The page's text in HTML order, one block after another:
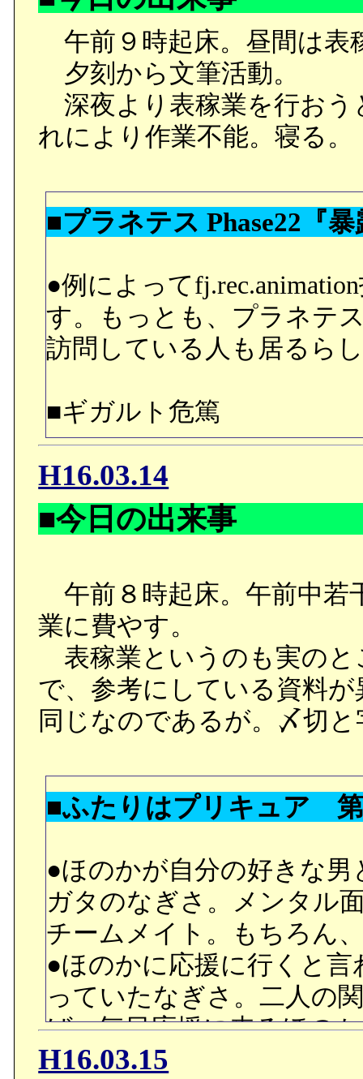
午前９時起床。昼間は表
夕刻から文筆活動。
深夜より表稼業を行おう
れにより作業不能。寝る。
■プラネテス Phase22『暴
●例によって
す。もっとも、プラネテ
訪問している人も居るら
■ギガルト危篤
ギガルト「（どうして…ど
いつの…あだ名…）」
に陥っていたギガルトを
た。彼らのハキムが軌道
あったという話を聞きな
だけ、あだ名を思いつか
当たり続けていたチェン
され、貨物船に回されて
月に到着したデブリ課
れた「俺は俺。お前はお
いのだった。
●取りあえず、フォン・
しい。
H16.03.14
■今日の出来事
午前８時起床。午前中若
業に費やす。
表稼業というのも実のと
で、参考にしている資料
同じなのであるが。〆切
■ふたりはプリキュア
●ほのかが自分の好きな
ガタのなぎさ。メンタル
チームメイト。もちろん
●ほのかに応援に行くと
っていたなぎさ。二人の
ば、毎日応援に来るほの
り、プリキュアと言うだ
H16.03.15